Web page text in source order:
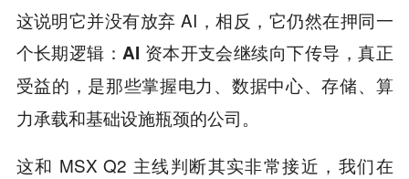
这说明它并没有放弃 AI，相反，它仍然在押同一
个长期逻辑： AI 资本开支会继续向下传导，真正
受益的，是那些掌握电力、数据中心、存储、算
力承载和基础设施瓶颈的公司。
这和 MSX Q2 主线判断其实非常接近，我们在